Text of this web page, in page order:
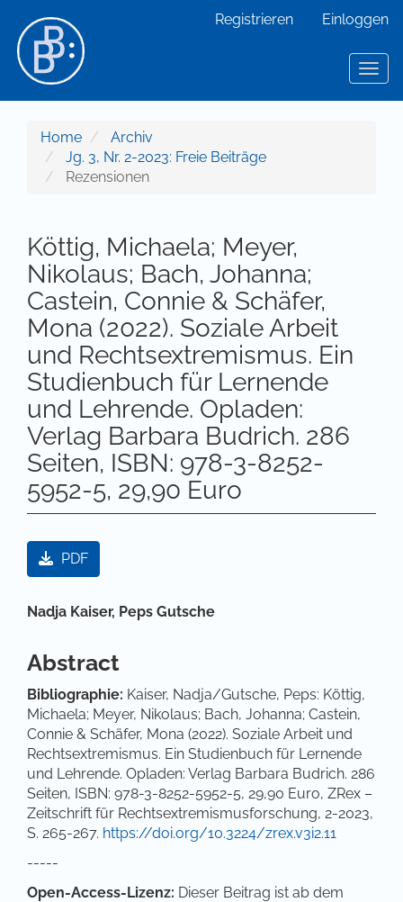
Hauptinhalt
Sidebar
Registrieren Einloggen
Home
Archiv
Jg. 3, Nr. 2-2023: Freie Beiträge
Rezensionen
Köttig, Michaela; Meyer,
Nikolaus; Bach, Johanna;
Castein, Connie & Schäfer,
Mona (2022). Soziale Arbeit
und Rechtsextremismus. Ein
Studienbuch für Lernende
und Lehrende. Opladen:
Verlag Barbara Budrich. 286
Seiten, ISBN: 978-3-8252-
5952-5, 29,90 Euro
Artikel-Sidebar
PDF
Hauptsächlicher Artikelinhalt
Nadja Kaiser, Peps Gutsche
Abstract
Bibliographie: Kaiser, Nadja/Gutsche, Peps: Köttig,
Michaela; Meyer, Nikolaus; Bach, Johanna; Castein,
Connie & Schäfer, Mona (2022). Soziale Arbeit und
Rechtsextremismus. Ein Studienbuch für Lernende
und Lehrende. Opladen: Verlag Barbara Budrich. 286
Seiten, ISBN: 978-3-8252-5952-5, 29,90 Euro, ZRex –
Zeitschrift für Rechtsextremismusforschung, 2-2023,
S. 265-267. https://doi.org/10.3224/zrex.v3i2.11
-----
Open-Access-Lizenz: Dieser Beitrag ist ab dem